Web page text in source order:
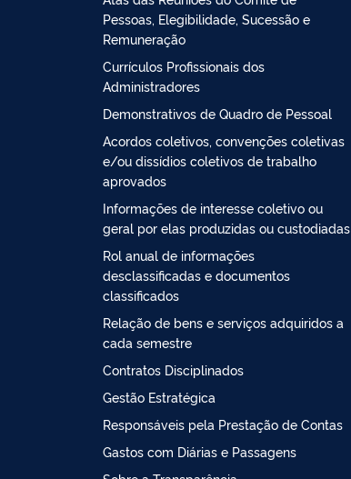
Pessoas, Elegibilidade, Sucessão e
Remuneração
Currículos Profissionais dos
Administradores
Demonstrativos de Quadro de Pessoal
Acordos coletivos, convenções coletivas
e/ou dissídios coletivos de trabalho
aprovados
Informações de interesse coletivo ou
geral por elas produzidas ou custodiadas
Rol anual de informações
desclassificadas e documentos
classificados
Relação de bens e serviços adquiridos a
cada semestre
Contratos Disciplinados
Gestão Estratégica
Responsáveis pela Prestação de Contas
Gastos com Diárias e Passagens